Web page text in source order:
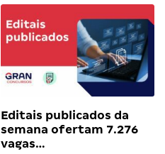
Editais publicados da
semana ofertam 7.276
vagas…